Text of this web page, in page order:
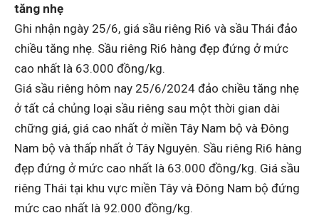
tăng nhẹ
Ghi nhận ngày 25/6, giá sầu riêng Ri6 và sầu Thái đảo
chiều tăng nhẹ. Sầu riêng Ri6 hàng đẹp đứng ở mức
cao nhất là 63.000 đồng/kg.
Giá sầu riêng hôm nay 25/6/2024 đảo chiều tăng nhẹ
ở tất cả chủng loại sầu riêng sau một thời gian dài
chững giá, giá cao nhất ở miền Tây Nam bộ và Đông
Nam bộ và thấp nhất ở Tây Nguyên. Sầu riêng Ri6 hàng
đẹp đứng ở mức cao nhất là 63.000 đồng/kg. Giá sầu
riêng Thái tại khu vực miền Tây và Đông Nam bộ đứng
mức cao nhất là 92.000 đồng/kg.